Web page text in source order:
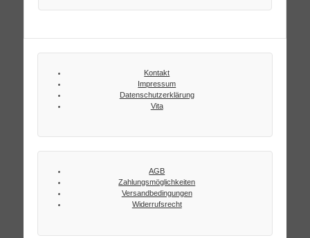
Kontakt
Impressum
Datenschutzerklärung
Vita
AGB
Zahlungsmöglichkeiten
Versandbedingungen
Widerrufsrecht